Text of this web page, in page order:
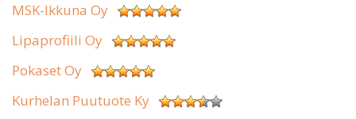
MSK-Ikkuna Oy
Lipaprofiili Oy
Pokaset Oy
Kurhelan Puutuote Ky